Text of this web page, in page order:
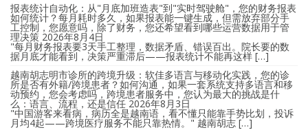
报表统计自动化：从"月底加班造表"到"实时驾驶舱"，您的财务报表
如何统计？每月耗时多久，如果报表能一键生成，但需放弃部分手
工控制，您愿意吗，除了财务，您还希望看到哪些运营数据用于管
理决策 2026年8月4日
"每月财务报表要3天手工整理，数据矛盾、错误百出。院长要的数
据月底才能看到，决策严重滞后——报表统计不能再这样 […]
越南胡志明市诊所的跨境升级：软佳多语言与移动化实践，您的诊
所是否有外籍/跨境患者？如何沟通，如果一套系统支持多语言和移
动预约，您会考虑吗，跨境患者服务中，您认为最大的挑战是什
么：语言、流程，还是信任 2026年8月3日
"中国游客来看病，病历全是越南语，看不懂只能靠手势比划，投诉
月均4起——跨境医疗服务不能只靠热情。" 越南胡志 […]